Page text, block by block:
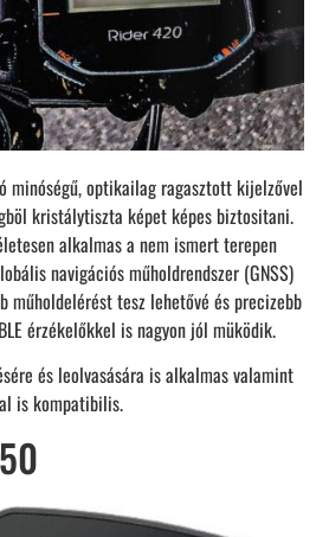
minóségű, optikailag ragasztott kijelzővel
kristálytiszta képet képes biztositani.
alkalmas a nem ismert terepen
navigációs műholdrendszer (GNSS)
műholdelérést tesz lehetővé és precizebb
érzékelőkkel is nagyon jól müködik.
és leolvasására is alkalmas valamint
is kompatibilis.